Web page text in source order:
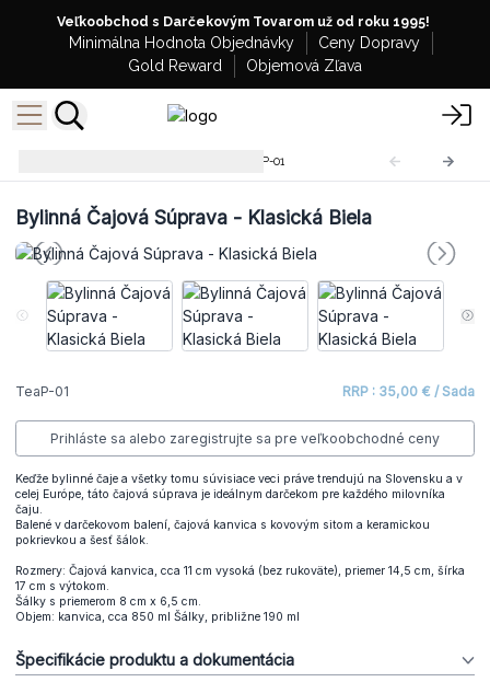
Veľkoobchod s Darčekovým Tovarom už od roku 1995!
Minimálna Hodnota Objednávky
Ceny Dopravy
Gold Reward
Objemová Zľava
TeaP-01
Bylinná Čajová Súprava - Klasická Biela
TeaP-01 RRP : 35,00 € / Sada
Prihláste sa alebo zaregistrujte sa pre veľkoobchodné ceny
Keďže bylinné čaje a všetky tomu súvisiace veci práve trendujú na Slovensku a v
celej Európe, táto čajová súprava je ideálnym darčekom pre každého milovníka
čaju.
Balené v darčekovom balení, čajová kanvica s kovovým sitom a keramickou
pokrievkou a šesť šálok.
Rozmery: Čajová kanvica, cca 11 cm vysoká (bez rukoväte), priemer 14,5 cm, šírka
17 cm s výtokom.
Šálky s priemerom 8 cm x 6,5 cm.
Objem: kanvica, cca 850 ml Šálky, približne 190 ml
Špecifikácie produktu a dokumentácia